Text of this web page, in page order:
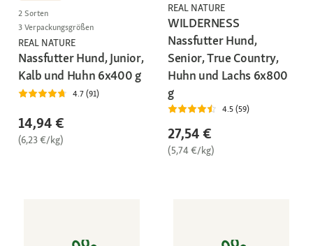
2 Sorten
3 Verpackungsgrößen
REAL NATURE
Nassfutter Hund, Junior,
Kalb und Huhn 6x400 g
4.7 (91)
14,94 €
(6,23 €/kg)
REAL NATURE
WILDERNESS
Nassfutter Hund,
Senior, True Country,
Huhn und Lachs 6x800
g
4.5 (59)
27,54 €
(5,74 €/kg)